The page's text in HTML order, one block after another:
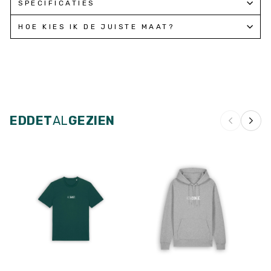
SPECIFICATIES
HOE KIES IK DE JUISTE MAAT?
EDDETALGEZIEN